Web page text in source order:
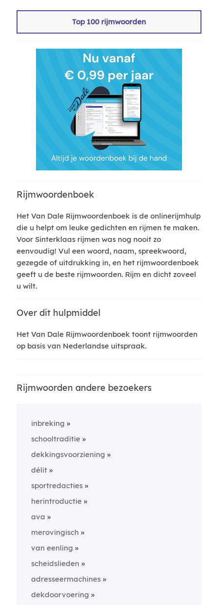
Top 100 rijmwoorden
Rijmwoordenboek
Het Van Dale Rijmwoordenboek is de onlinerijmhulp
die u helpt om leuke gedichten en rijmen te maken.
Voor Sinterklaas rijmen was nog nooit zo
eenvoudig! Vul een woord, naam, spreekwoord,
gezegde of uitdrukking in, en het rijmwoordenboek
geeft u de beste rijmwoorden. Rijm en dicht zoveel
u wilt.
Over dit hulpmiddel
Het Van Dale Rijmwoordenboek toont rijmwoorden
op basis van Nederlandse uitspraak.
Rijmwoorden andere bezoekers
inbreking
schooltraditie
dekkingsvoorziening
délit
sportredacties
herintroductie
ava
merovingisch
van eenling
scheidslieden
adresseermachines
dekdoorvoering